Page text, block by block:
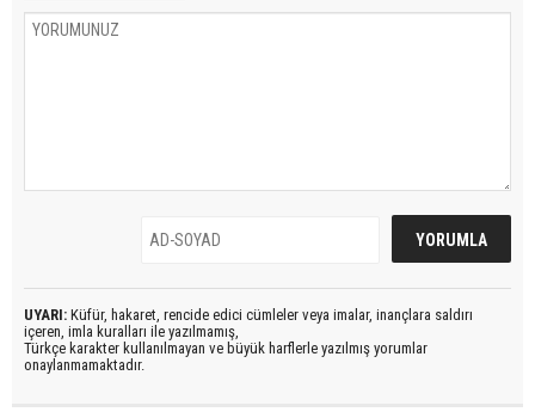
UYARI: Küfür, hakaret, rencide edici cümleler veya imalar, inançlara saldırı
içeren, imla kuralları ile yazılmamış,
Türkçe karakter kullanılmayan ve büyük harflerle yazılmış yorumlar
onaylanmamaktadır.